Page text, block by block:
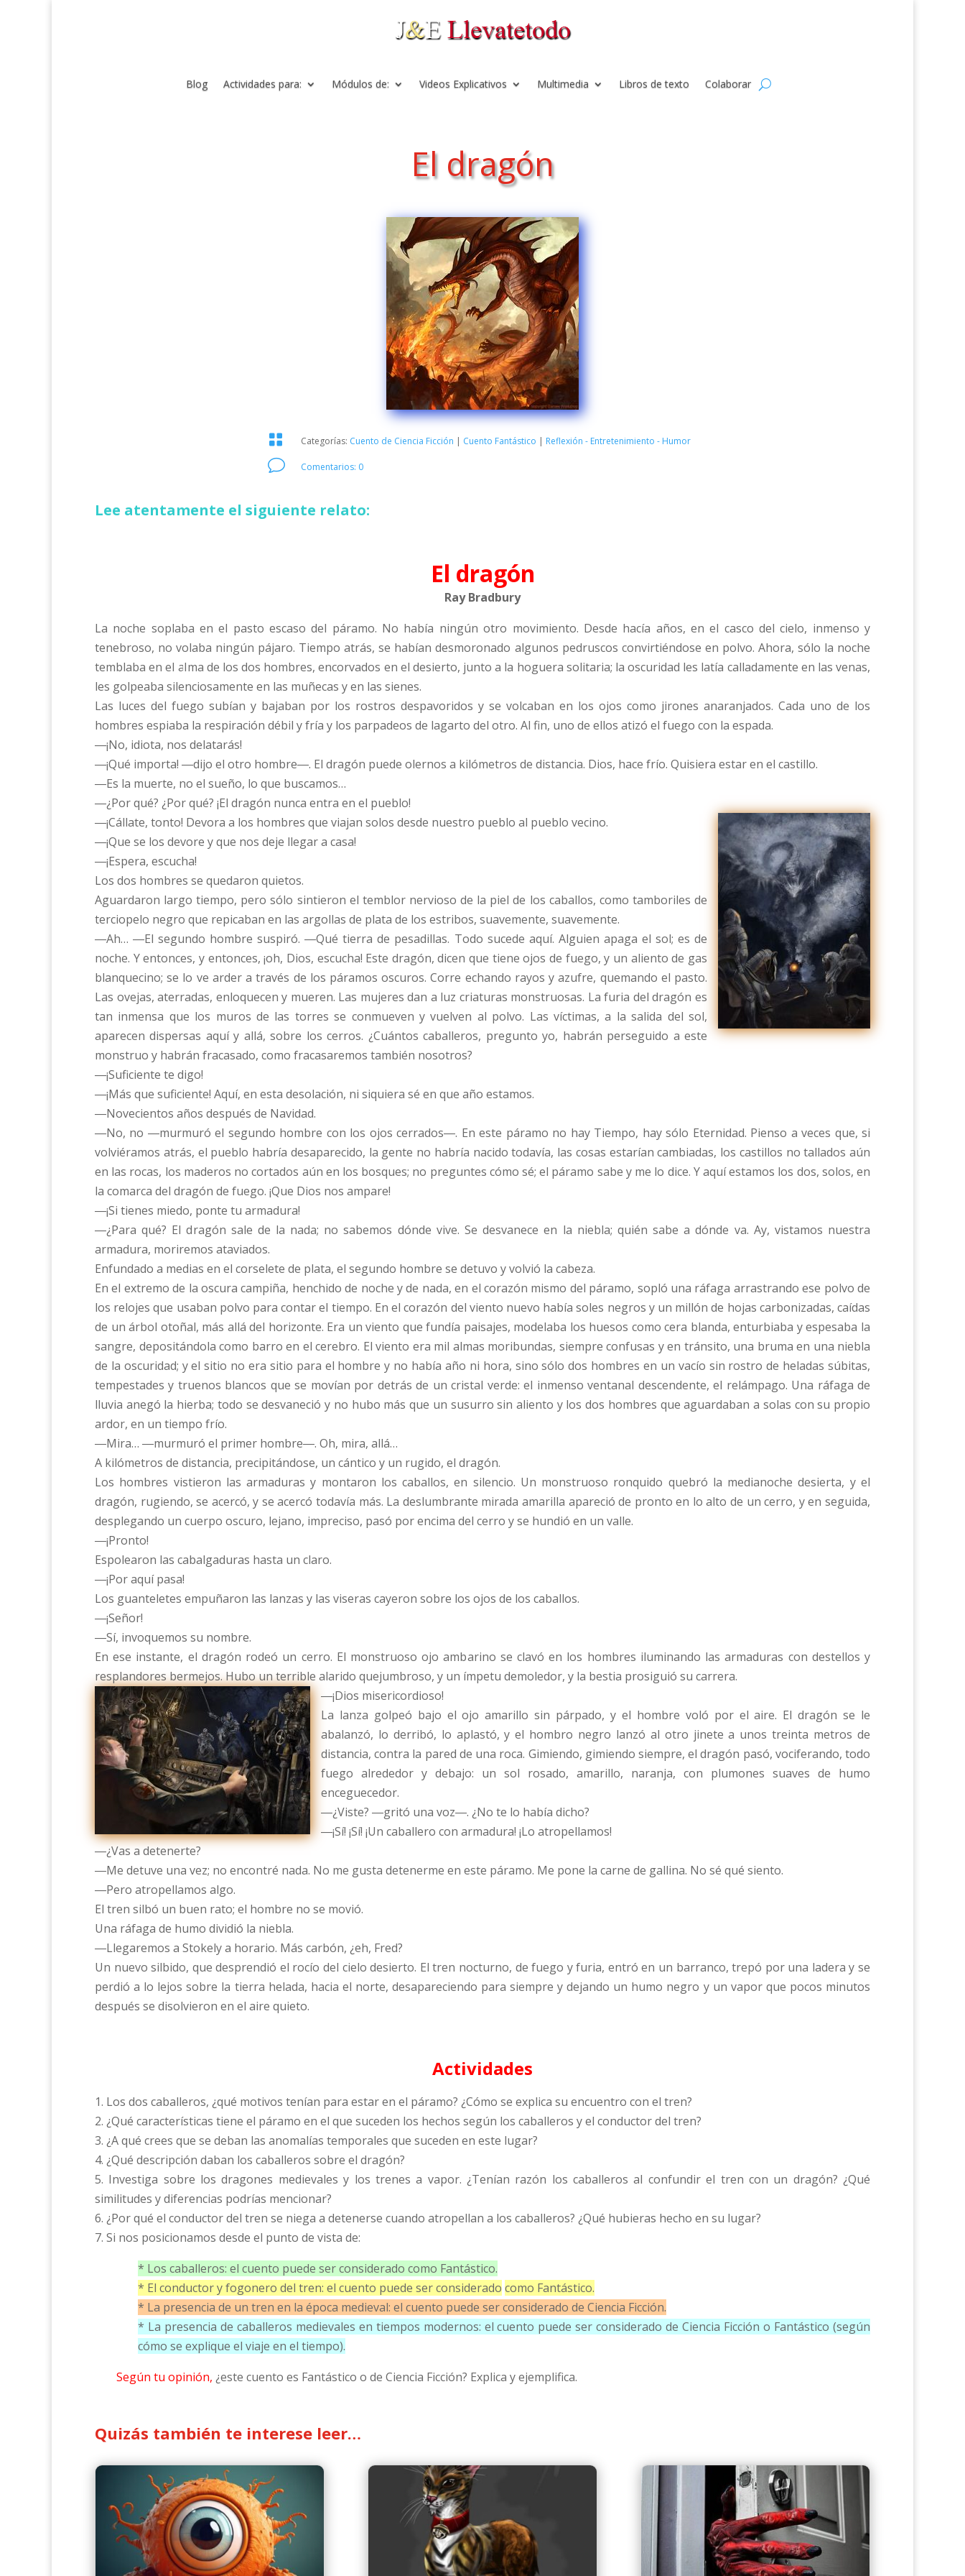
Blog Actividades para: Módulos de: Videos Explicativos Multimedia Libros de texto Colaborar
El dragón
 Categorías: Cuento de Ciencia Ficción | Cuento Fantástico | Reflexión - Entretenimiento - Humor
v Comentarios: 0
Lee atentamente el siguiente relato:
El dragón
Ray Bradbury
La noche soplaba en el pasto escaso del páramo. No había ningún otro movimiento. Desde hacía años, en el casco del cielo, inmenso y
tenebroso, no volaba ningún pájaro. Tiempo atrás, se habían desmoronado algunos pedruscos convirtiéndose en polvo. Ahora, sólo la noche
temblaba en el alma de los dos hombres, encorvados en el desierto, junto a la hoguera solitaria; la oscuridad les latía calladamente en las venas,
les golpeaba silenciosamente en las muñecas y en las sienes.
Las luces del fuego subían y bajaban por los rostros despavoridos y se volcaban en los ojos como jirones anaranjados. Cada uno de los
hombres espiaba la respiración débil y fría y los parpadeos de lagarto del otro. Al fin, uno de ellos atizó el fuego con la espada.
―¡No, idiota, nos delatarás!
―¡Qué importa! ―dijo el otro hombre―. El dragón puede olernos a kilómetros de distancia. Dios, hace frío. Quisiera estar en el castillo.
―Es la muerte, no el sueño, lo que buscamos…
―¿Por qué? ¿Por qué? ¡El dragón nunca entra en el pueblo!
―¡Cállate, tonto! Devora a los hombres que viajan solos desde nuestro pueblo al pueblo vecino.
―¡Que se los devore y que nos deje llegar a casa!
―¡Espera, escucha!
Los dos hombres se quedaron quietos.
Aguardaron largo tiempo, pero sólo sintieron el temblor nervioso de la piel de los caballos, como tamboriles de
terciopelo negro que repicaban en las argollas de plata de los estribos, suavemente, suavemente.
―Ah… ―El segundo hombre suspiró. ―Qué tierra de pesadillas. Todo sucede aquí. Alguien apaga el sol; es de
noche. Y entonces, y entonces, ¡oh, Dios, escucha! Este dragón, dicen que tiene ojos de fuego, y un aliento de gas
blanquecino; se lo ve arder a través de los páramos oscuros. Corre echando rayos y azufre, quemando el pasto.
Las ovejas, aterradas, enloquecen y mueren. Las mujeres dan a luz criaturas monstruosas. La furia del dragón es
tan inmensa que los muros de las torres se conmueven y vuelven al polvo. Las víctimas, a la salida del sol,
aparecen dispersas aquí y allá, sobre los cerros. ¿Cuántos caballeros, pregunto yo, habrán perseguido a este
monstruo y habrán fracasado, como fracasaremos también nosotros?
―¡Suficiente te digo!
―¡Más que suficiente! Aquí, en esta desolación, ni siquiera sé en que año estamos.
―Novecientos años después de Navidad.
―No, no ―murmuró el segundo hombre con los ojos cerrados―. En este páramo no hay Tiempo, hay sólo Eternidad. Pienso a veces que, si
volviéramos atrás, el pueblo habría desaparecido, la gente no habría nacido todavía, las cosas estarían cambiadas, los castillos no tallados aún
en las rocas, los maderos no cortados aún en los bosques; no preguntes cómo sé; el páramo sabe y me lo dice. Y aquí estamos los dos, solos, en
la comarca del dragón de fuego. ¡Que Dios nos ampare!
―¡Si tienes miedo, ponte tu armadura!
―¿Para qué? El dragón sale de la nada; no sabemos dónde vive. Se desvanece en la niebla; quién sabe a dónde va. Ay, vistamos nuestra
armadura, moriremos ataviados.
Enfundado a medias en el corselete de plata, el segundo hombre se detuvo y volvió la cabeza.
En el extremo de la oscura campiña, henchido de noche y de nada, en el corazón mismo del páramo, sopló una ráfaga arrastrando ese polvo de
los relojes que usaban polvo para contar el tiempo. En el corazón del viento nuevo había soles negros y un millón de hojas carbonizadas, caídas
de un árbol otoñal, más allá del horizonte. Era un viento que fundía paisajes, modelaba los huesos como cera blanda, enturbiaba y espesaba la
sangre, depositándola como barro en el cerebro. El viento era mil almas moribundas, siempre confusas y en tránsito, una bruma en una niebla
de la oscuridad; y el sitio no era sitio para el hombre y no había año ni hora, sino sólo dos hombres en un vacío sin rostro de heladas súbitas,
tempestades y truenos blancos que se movían por detrás de un cristal verde: el inmenso ventanal descendente, el relámpago. Una ráfaga de
lluvia anegó la hierba; todo se desvaneció y no hubo más que un susurro sin aliento y los dos hombres que aguardaban a solas con su propio
ardor, en un tiempo frío.
―Mira… ―murmuró el primer hombre―. Oh, mira, allá…
A kilómetros de distancia, precipitándose, un cántico y un rugido, el dragón.
Los hombres vistieron las armaduras y montaron los caballos, en silencio. Un monstruoso ronquido quebró la medianoche desierta, y el
dragón, rugiendo, se acercó, y se acercó todavía más. La deslumbrante mirada amarilla apareció de pronto en lo alto de un cerro, y en seguida,
desplegando un cuerpo oscuro, lejano, impreciso, pasó por encima del cerro y se hundió en un valle.
―¡Pronto!
Espolearon las cabalgaduras hasta un claro.
―¡Por aquí pasa!
Los guanteletes empuñaron las lanzas y las viseras cayeron sobre los ojos de los caballos.
―¡Señor!
―Sí, invoquemos su nombre.
En ese instante, el dragón rodeó un cerro. El monstruoso ojo ambarino se clavó en los hombres iluminando las armaduras con destellos y
resplandores bermejos. Hubo un terrible alarido quejumbroso, y un ímpetu demoledor, y la bestia prosiguió su carrera.
―¡Dios misericordioso!
La lanza golpeó bajo el ojo amarillo sin párpado, y el hombre voló por el aire. El dragón se le
abalanzó, lo derribó, lo aplastó, y el hombro negro lanzó al otro jinete a unos treinta metros de
distancia, contra la pared de una roca. Gimiendo, gimiendo siempre, el dragón pasó, vociferando, todo
fuego alrededor y debajo: un sol rosado, amarillo, naranja, con plumones suaves de humo
enceguecedor.
―¿Viste? ―gritó una voz―. ¿No te lo había dicho?
―¡Sí! ¡Sí! ¡Un caballero con armadura! ¡Lo atropellamos!
―¿Vas a detenerte?
―Me detuve una vez; no encontré nada. No me gusta detenerme en este páramo. Me pone la carne de gallina. No sé qué siento.
―Pero atropellamos algo.
El tren silbó un buen rato; el hombre no se movió.
Una ráfaga de humo dividió la niebla.
―Llegaremos a Stokely a horario. Más carbón, ¿eh, Fred?
Un nuevo silbido, que desprendió el rocío del cielo desierto. El tren nocturno, de fuego y furia, entró en un barranco, trepó por una ladera y se
perdió a lo lejos sobre la tierra helada, hacia el norte, desapareciendo para siempre y dejando un humo negro y un vapor que pocos minutos
después se disolvieron en el aire quieto.
Actividades
1. Los dos caballeros, ¿qué motivos tenían para estar en el páramo? ¿Cómo se explica su encuentro con el tren?
2. ¿Qué características tiene el páramo en el que suceden los hechos según los caballeros y el conductor del tren?
3. ¿A qué crees que se deban las anomalías temporales que suceden en este lugar?
4. ¿Qué descripción daban los caballeros sobre el dragón?
5. Investiga sobre los dragones medievales y los trenes a vapor. ¿Tenían razón los caballeros al confundir el tren con un dragón? ¿Qué
similitudes y diferencias podrías mencionar?
6. ¿Por qué el conductor del tren se niega a detenerse cuando atropellan a los caballeros? ¿Qué hubieras hecho en su lugar?
7. Si nos posicionamos desde el punto de vista de:
* Los caballeros: el cuento puede ser considerado como Fantástico.
* El conductor y fogonero del tren: el cuento puede ser considerado como Fantástico.
* La presencia de un tren en la época medieval: el cuento puede ser considerado de Ciencia Ficción.
* La presencia de caballeros medievales en tiempos modernos: el cuento puede ser considerado de Ciencia Ficción o Fantástico (según
cómo se explique el viaje en el tiempo).
Según tu opinión, ¿este cuento es Fantástico o de Ciencia Ficción? Explica y ejemplifica.
Quizás también te interese leer…